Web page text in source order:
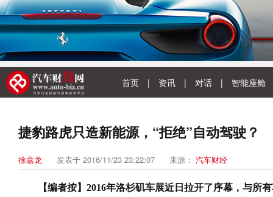
首页 | 资讯 | 对话 | 智能座舱
捷豹路虎只造新能源，“拒绝”自动驾驶？
徐嘉龙 发表于 2016/11/23 23:22:07 来源： 汽车财经
【编者按】 2016年洛杉矶车展近日拉开了序幕，与所